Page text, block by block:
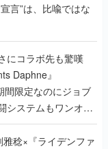
言”は、比喩ではな
にコラボ先も驚嘆
Daphne』
間限定なのにジョブ
システムもワンオフ
両ディレクターに聞
雅稔×『ライデンファ